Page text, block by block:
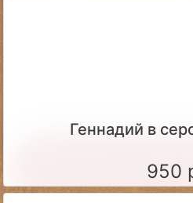
Геннадий в
950